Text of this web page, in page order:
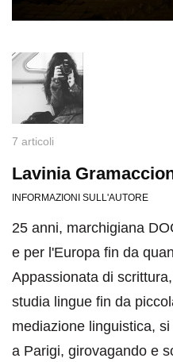
7 articoli
Lavinia
INFORMAZIONI SULL'AUTORE
25 anni, marchigiana
e per l'Europa fin da
Appassionata di
studia lingue fin da
mediazione linguistica,
a Parigi, girovagando e